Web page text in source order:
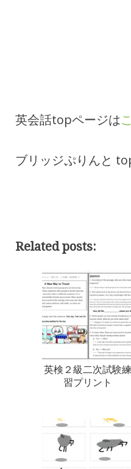
英会話topページは
ブリッジぷりんと
Related posts:
英検２級二次試験練
習プリント